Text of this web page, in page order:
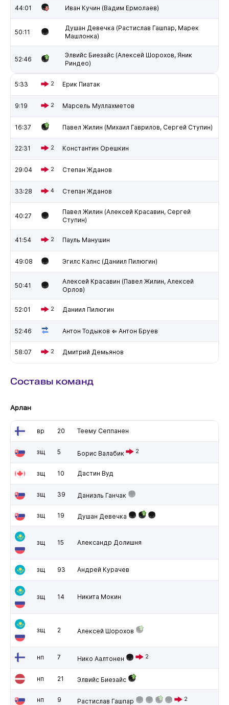
44:01 Иван Кучин (Вадим Ермолаев)
50:11
Душан Девечка (Растислав Гашпар, Марек
Машлонка)
52:46
Элвийс Биезайс (Алексей Шорохов, Яник
Риндео)
5:33 2 Ерик Пиатак
9:19 2 Марсель Муллахметов
16:37 Павел Жилин (Михаил Гаврилов, Сергей Ступин)
22:31 2 Константин Орешкин
29:04 2 Степан Жданов
33:28 4 Степан Жданов
40:27
Павел Жилин (Алексей Красавин, Сергей
Ступин)
41:54 2 Пауль Манушин
49:08 Эгилс Калнс (Даниил Пилюгин)
50:41
Алексей Красавин (Павел Жилин, Алексей
Орлов)
52:01 2 Даниил Пилюгин
52:46 Антон Тодыков ⇐ Антон Бруев
58:07 2 Дмитрий Демьянов
Составы команд
Арлан
вр 20 Теему Сеппанен
зщ 5 Борис Валабик 2
зщ 10 Дастин Вуд
зщ 39 Даниэль Ганчак
зщ 19 Душан Девечка
зщ 15 Александр Долишня
зщ 93 Андрей Курачев
зщ 14 Никита Мокин
зщ 2 Алексей Шорохов
нп 7 Нико Аалтонен 2
нп 21 Элвийс Биезайс
нп 9 Растислав Гашпар 2